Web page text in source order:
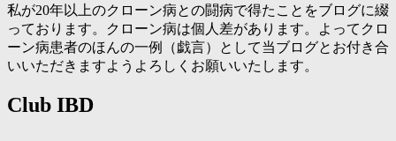
私が20年以上のクローン病との闘病で得たことをブログに綴
っております。クローン病は個人差があります。よってクロ
ーン病患者のほんの一例（戯言）として当ブログとお付き合
いいただきますようよろしくお願いいたします。
Club IBD